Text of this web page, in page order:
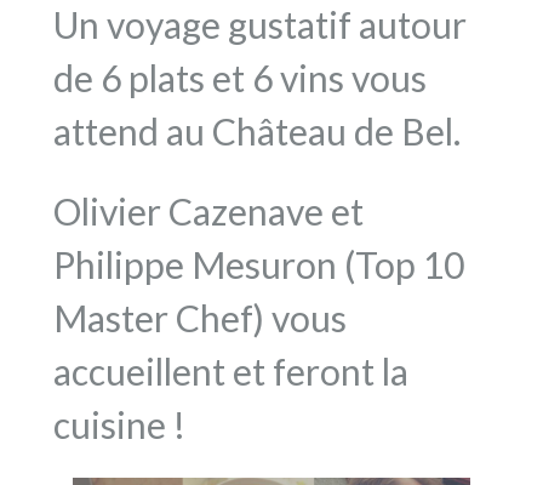
Un voyage gustatif autour
de 6 plats et 6 vins vous
attend au Château de Bel.
Olivier Cazenave et
Philippe Mesuron (Top 10
Master Chef) vous
accueillent et feront la
cuisine !